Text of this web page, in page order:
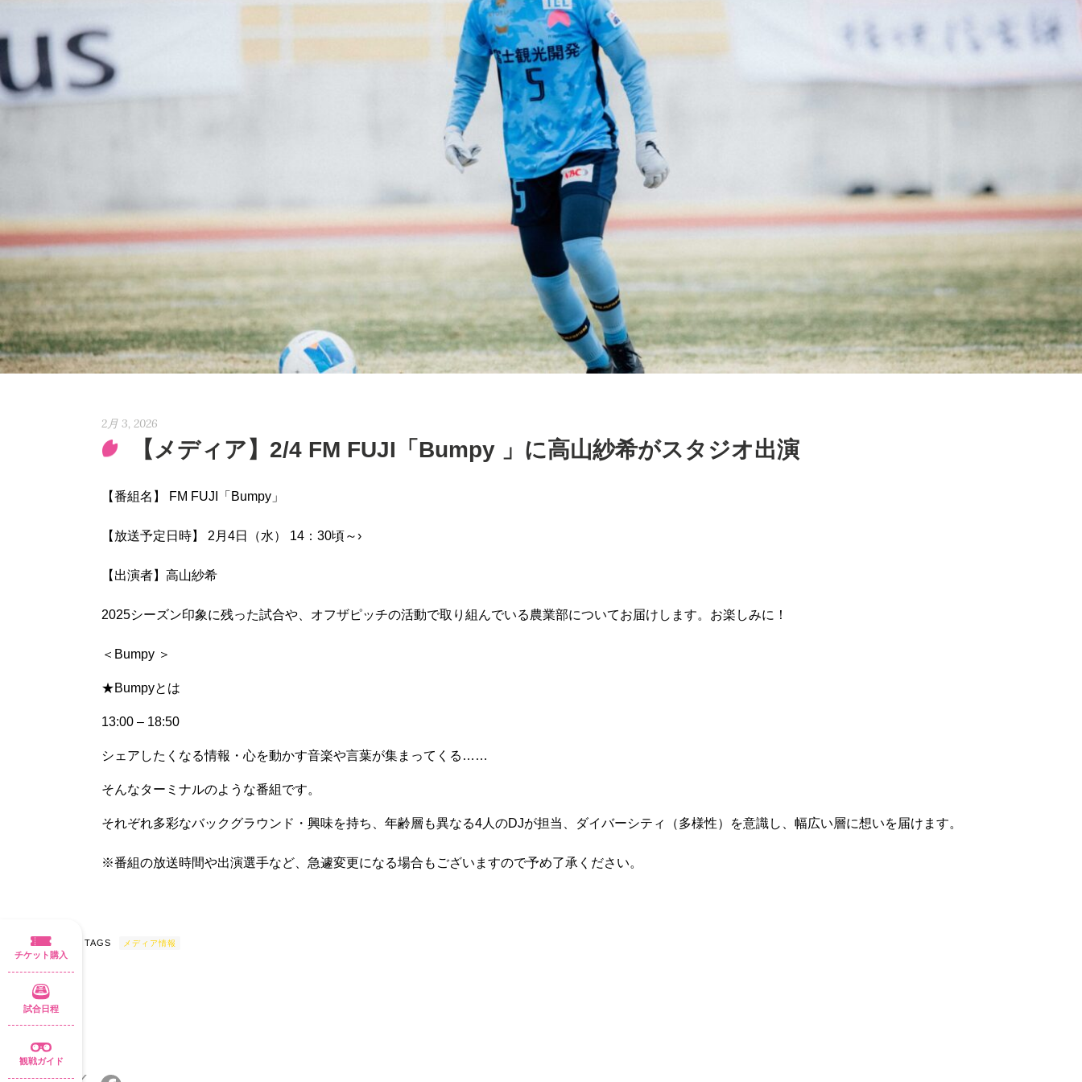
2月 3, 2026
【メディア】2/4 FM FUJI「Bumpy 」に高山紗希がスタジオ出演
【番組名】 FM FUJI「Bumpy」
【放送予定日時】 2月4日（水） 14：30頃～›
【出演者】高山紗希
2025シーズン印象に残った試合や、オフザピッチの活動で取り組んでいる農業部についてお届けします。 お楽しみに！
＜Bumpy ＞
★Bumpyとは
13:00 – 18:50
シェアしたくなる情報・心を動かす音楽や言葉が集まってくる……
そんなターミナルのような番組です。
それぞれ多彩なバックグラウンド・興味を持ち、年齢層も異なる4人のDJが担当、ダイバーシティ（多様性）を意識し、幅広い層に想いを届けます。
※番組の放送時間や出演選手など、急遽変更になる場合もございますので予め了承ください。
POST TAGS メディア情報
チケット購入
試合日程
観戦ガイド